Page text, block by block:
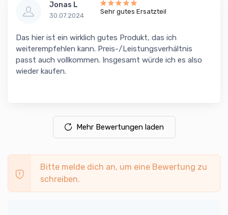
Jonas L
30.07.2024
Sehr gutes Ersatzteil
Das hier ist ein wirklich gutes Produkt, das ich
weiterempfehlen kann. Preis-/Leistungsverhältnis
passt auch vollkommen. Insgesamt würde ich es also
wieder kaufen.
Mehr Bewertungen laden
Bitte melde dich an, um eine Bewertung zu
schreiben.